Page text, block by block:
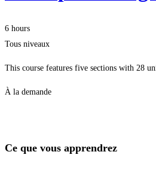
6 hours
Tous niveaux
This course features five sections with 28
À la demande
Ce que vous apprendrez